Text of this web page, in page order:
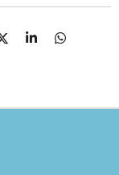
D
S
D